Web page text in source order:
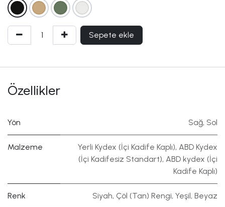
Sepete ekle
Özellikler
Yön Sağ, Sol
Malzeme Yerli Kydex (İçi Kadife Kaplı), ABD Kydex
(İçi Kadifesiz Standart), ABD kydex (İçi
Kadife Kaplı)
Renk Siyah, Çöl (Tan) Rengi, Yeşil, Beyaz